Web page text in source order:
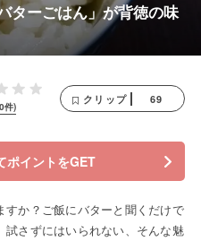
ターごはん」が背徳の味
件)
クリップ 69
ポイントをGET
すか？ご飯にバターと聞くだけで
さずにはいられない、そんな魅